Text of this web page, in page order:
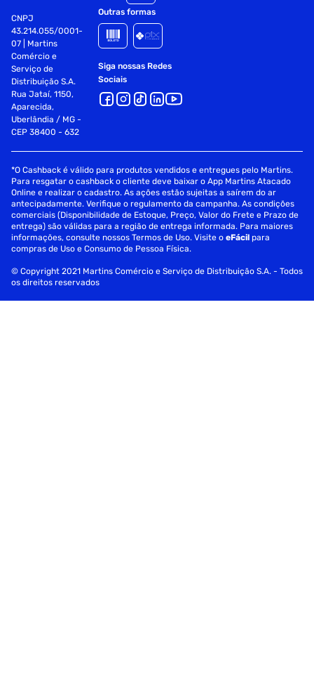
CNPJ
43.214.055/0001-
07 | Martins
Comércio e
Serviço de
Distribuição S.A.
Rua Jataí, 1150,
Aparecida,
Uberlândia / MG -
CEP 38400 - 632
Outras formas
Siga nossas Redes
Sociais
*O Cashback é válido para produtos vendidos e entregues pelo Martins.
Para resgatar o cashback o cliente deve baixar o App Martins Atacado
Online e realizar o cadastro. As ações estão sujeitas a saírem do ar
antecipadamente. Verifique o regulamento da campanha. As condições
comerciais (Disponibilidade de Estoque, Preço, Valor do Frete e Prazo de
entrega) são válidas para a região de entrega informada. Para maiores
informações, consulte nossos Termos de Uso. Visite oeFácil para
compras de Uso e Consumo de Pessoa Física.
© Copyright 2021 Martins Comércio e Serviço de Distribuição S.A. - Todos
os direitos reservados